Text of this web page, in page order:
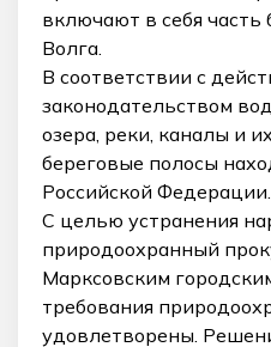
включают в себя часть
Волга.
В соответствии с
законодательством
озера, реки, каналы и
береговые полосы
Российской Федерации.
С целью устранения
природоохранный
Марксовским
требования
удовлетворены.